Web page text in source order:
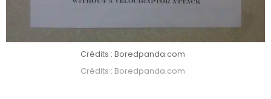
Crédits : Boredpanda.com
Crédits : Boredpanda.com